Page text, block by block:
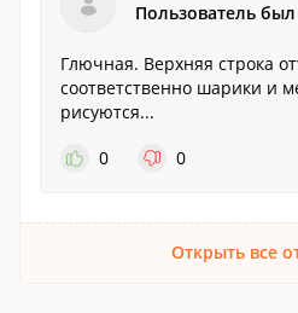
Пользователь
Глючная. Верхняя строка
соответственно шарики и
рисуются...
0
0
Открыть все